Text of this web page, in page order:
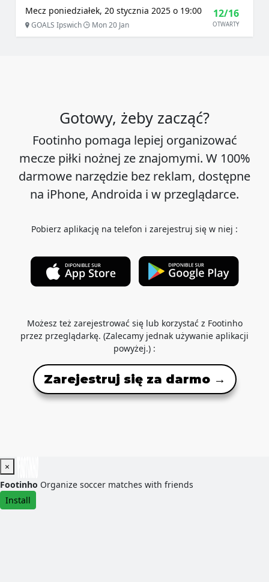
Mecz poniedziałek, 20 stycznia 2025 o 19:00
GOALS Ipswich Mon 20 Jan
12/16
OTWARTY
Gotowy, żeby zacząć?
Footinho pomaga lepiej organizować
mecze piłki nożnej ze znajomymi. W 100%
darmowe narzędzie bez reklam, dostępne
na iPhone, Androida i w przeglądarce.
Pobierz aplikację na telefon i zarejestruj się w niej :
Możesz też zarejestrować się lub korzystać z Footinho
przez przeglądarkę. (Zalecamy jednak używanie aplikacji
powyżej.) :
Zarejestruj się za darmo →
×
Footinho Organize soccer matches with friends
Install